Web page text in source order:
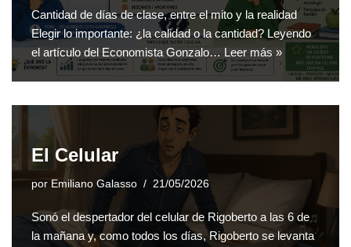
Cantidad de días de clase, entre el mito y la realidad
Elegir lo importante: ¿la calidad o la cantidad? Leyendo
el artículo del Economista Gonzalo… Leer más »
El Celular
por Emiliano Galasso 21/05/2026
Sonó el despertador del celular de Rigoberto a las 6 de
la mañana y, como todos los días, Rigoberto se levanta